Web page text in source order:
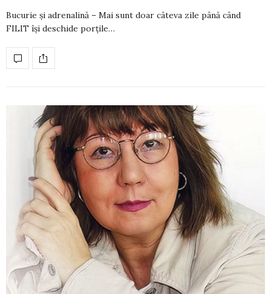
Bucurie și adrenalină – Mai sunt doar câteva zile până când
FILIT își deschide porțile…